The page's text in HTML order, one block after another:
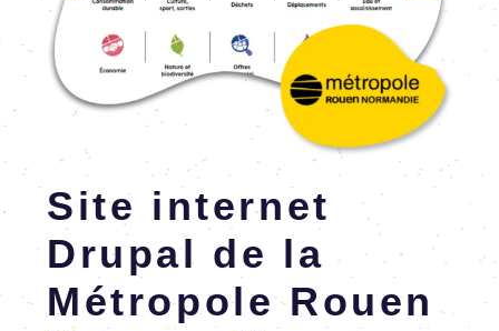
Site inter­net
Drupal de la
Métro­pole Rouen
En savoir plus